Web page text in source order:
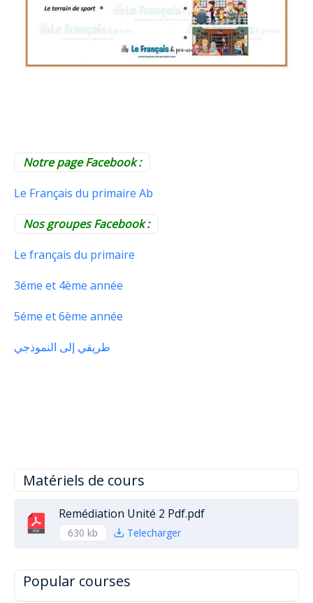
Notre page Facebook :
Le Français du primaire Ab
Nos groupes Facebook :
Le français du primaire
3éme et 4ème année
5éme et 6ème année
طريقي إلى النموذجي
Matériels de cours
Remédiation Unité 2 Pdf.pdf
630 kb Telecharger
Popular courses